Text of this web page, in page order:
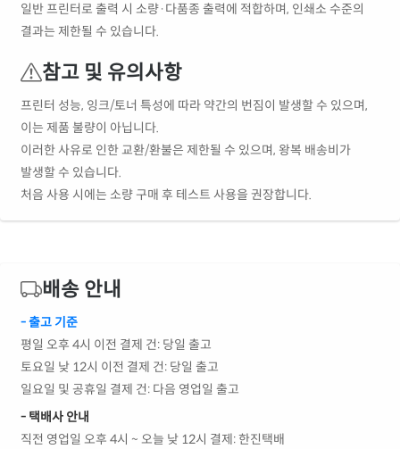
일반 프린터로 출력 시 소량·다품종 출력에 적합하며, 인쇄소 수준의
결과는 제한될 수 있습니다.
참고 및 유의사항
프린터 성능, 잉크/토너 특성에 따라 약간의 번짐이 발생할 수 있으며,
이는 제품 불량이 아닙니다.
이러한 사유로 인한 교환/환불은 제한될 수 있으며, 왕복 배송비가
발생할 수 있습니다.
처음 사용 시에는 소량 구매 후 테스트 사용을 권장합니다.
배송 안내
- 출고 기준
평일 오후 4시 이전 결제 건: 당일 출고
토요일 낮 12시 이전 결제 건: 당일 출고
일요일 및 공휴일 결제 건: 다음 영업일 출고
- 택배사 안내
직전 영업일 오후 4시 ~ 오늘 낮 12시 결제: 한진택배